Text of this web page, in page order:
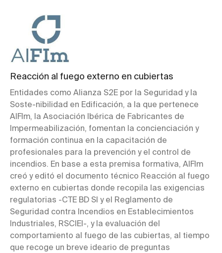
Reacción al fuego externo en cubiertas
Entidades como Alianza S2E por la Seguridad y la
Soste-nibilidad en Edificación, a la que pertenece
AIFIm, la Asociación Ibérica de Fabricantes de
Impermeabilización, fomentan la concienciación y
formación continua en la capacitación de
profesionales para la prevención y el control de
incendios. En base a esta premisa formativa, AIFIm
creó y editó el documento técnico Reacción al fuego
externo en cubiertas donde recopila las exigencias
regulatorias -CTE BD SI y el Reglamento de
Seguridad contra Incendios en Establecimientos
Industriales, RSCIEI-, y la evaluación del
comportamiento al fuego de las cubiertas, al tiempo
que recoge un breve ideario de preguntas